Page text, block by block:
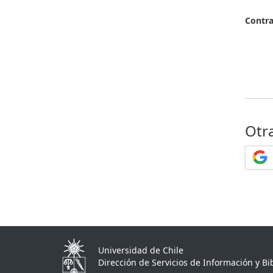
Universidad de Chile
Dirección de Servicios de Información y